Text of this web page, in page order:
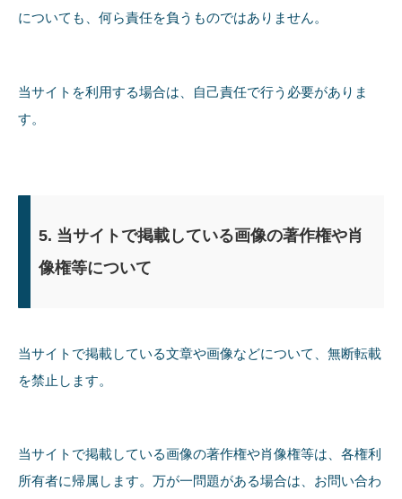
についても、何ら責任を負うものではありません。
当サイトを利用する場合は、自己責任で行う必要がありま
す。
5. 当サイトで掲載している画像の著作権や肖
像権等について
当サイトで掲載している文章や画像などについて、無断転載
を禁止します。
当サイトで掲載している画像の著作権や肖像権等は、各権利
所有者に帰属します。万が一問題がある場合は、お問い合わ